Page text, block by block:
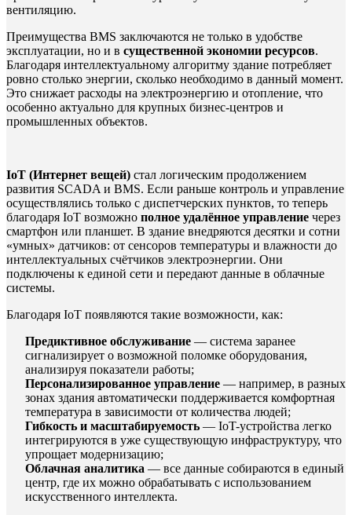
вентиляцию.
Преимущества BMS заключаются не только в удобстве
эксплуатации, но и в существенной экономии ресурсов.
Благодаря интеллектуальному алгоритму здание потребляет
ровно столько энергии, сколько необходимо в данный момент.
Это снижает расходы на электроэнергию и отопление, что
особенно актуально для крупных бизнес-центров и
промышленных объектов.
IoT (Интернет вещей) стал логическим продолжением
развития SCADA и BMS. Если раньше контроль и управление
осуществлялись только с диспетчерских пунктов, то теперь
благодаря IoT возможно полное удалённое управление через
смартфон или планшет. В здание внедряются десятки и сотни
«умных» датчиков: от сенсоров температуры и влажности до
интеллектуальных счётчиков электроэнергии. Они
подключены к единой сети и передают данные в облачные
системы.
Благодаря IoT появляются такие возможности, как:
Предиктивное обслуживание — система заранее
сигнализирует о возможной поломке оборудования,
анализируя показатели работы;
Персонализированное управление — например, в разных
зонах здания автоматически поддерживается комфортная
температура в зависимости от количества людей;
Гибкость и масштабируемость — IoT-устройства легко
интегрируются в уже существующую инфраструктуру, что
упрощает модернизацию;
Облачная аналитика — все данные собираются в единый
центр, где их можно обрабатывать с использованием
искусственного интеллекта.